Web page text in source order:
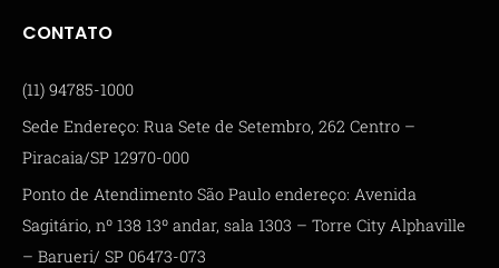
CONTATO
(11) 94785-1000
Sede Endereço: Rua Sete de Setembro, 262 Centro –
Piracaia/SP 12970-000
Ponto de Atendimento São Paulo endereço: Avenida
Sagitário, nº 138 13º andar, sala 1303 – Torre City Alphaville
– Barueri/ SP 06473-073